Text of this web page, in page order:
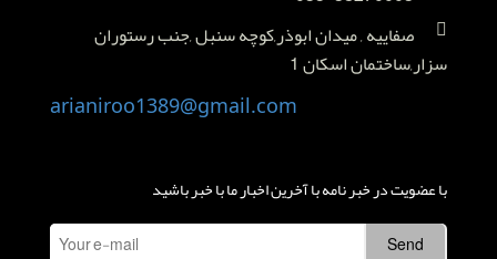
صفاییه , میدان ابوذر,کوچه سنبل ,جنب رستوران
سزار,ساختمان اسکان 1
arianiroo1389@gmail.com
با عضویت در خبر نامه با آخرین اخبار ما با خبر باشید